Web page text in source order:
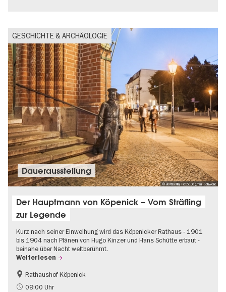
GESCHICHTE & ARCHÄOLOGIE
© visitBerlin, Foto: Dagmar Schwelle
Dauer­aus­stel­lung
Der Hauptmann von Köpenick – Vom Sträfling
zur Legende
Kurz nach seiner Einweihung wird das Köpenicker Rathaus - 1901
bis 1904 nach Plänen von Hugo Kinzer und Hans Schütte erbaut -
beinahe über Nacht weltberühmt.
Weiterlesen
Geschichte
Going local Berlin
Rathaushof Köpenick
09:00 Uhr